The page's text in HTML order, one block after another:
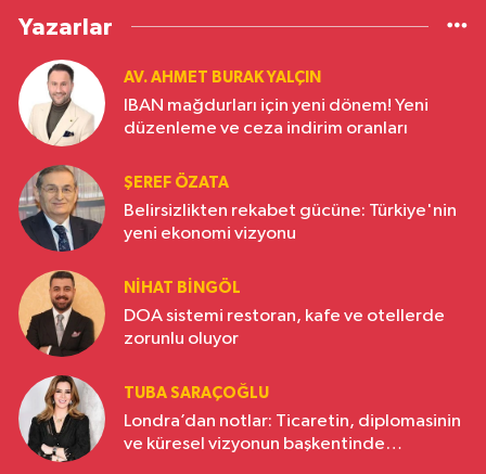
Yazarlar
AV. AHMET BURAK YALÇIN
IBAN mağdurları için yeni dönem! Yeni
düzenleme ve ceza indirim oranları
ŞEREF ÖZATA
Belirsizlikten rekabet gücüne: Türkiye'nin
yeni ekonomi vizyonu
NIHAT BINGÖL
DOA sistemi restoran, kafe ve otellerde
zorunlu oluyor
TUBA SARAÇOĞLU
Londra’dan notlar: Ticaretin, diplomasinin
ve küresel vizyonun başkentinde